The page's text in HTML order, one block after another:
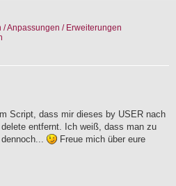
Anpassungen / Erweiterungen
Script, dass mir dieses by USER nach
entfernt. Ich weiß, dass man zu
Freue mich über eure